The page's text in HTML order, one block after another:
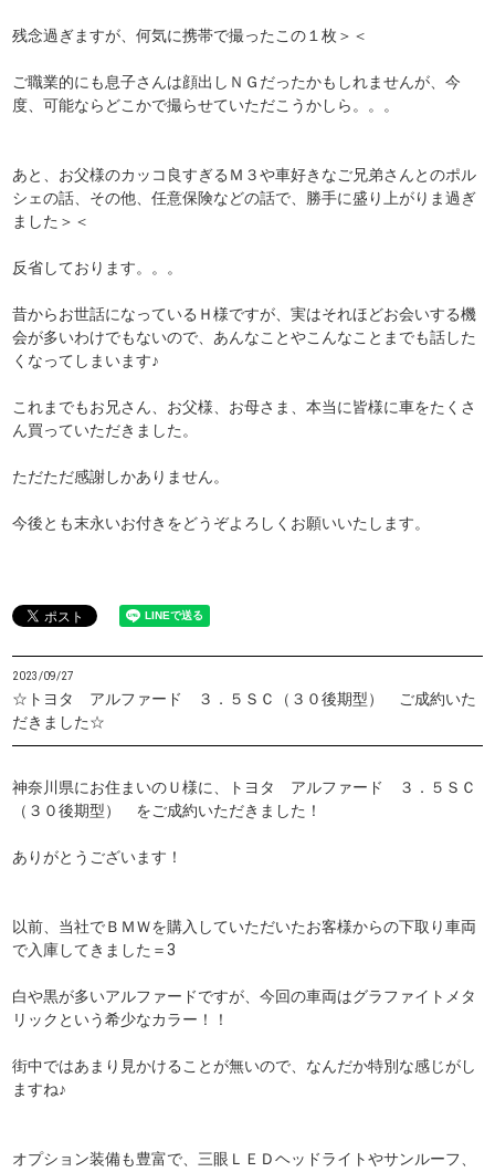
残念過ぎますが、何気に携帯で撮ったこの１枚＞＜
ご職業的にも息子さんは顔出しＮＧだったかもしれませんが、今
度、可能ならどこかで撮らせていただこうかしら。。。
あと、お父様のカッコ良すぎるＭ３や車好きなご兄弟さんとのポル
シェの話、その他、任意保険などの話で、勝手に盛り上がりま過ぎ
ました＞＜
反省しております。。。
昔からお世話になっているＨ様ですが、実はそれほどお会いする機
会が多いわけでもないので、あんなことやこんなことまでも話した
くなってしまいます♪
これまでもお兄さん、お父様、お母さま、本当に皆様に車をたくさ
ん買っていただきました。
ただただ感謝しかありません。
今後とも末永いお付きをどうぞよろしくお願いいたします。
2023/09/27
☆トヨタ アルファード ３．５ＳＣ（３０後期型） ご成約いた
だきました☆
神奈川県にお住まいのＵ様に、トヨタ アルファード ３．５ＳＣ
（３０後期型） をご成約いただきました！
ありがとうございます！
以前、当社でＢＭＷを購入していただいたお客様からの下取り車両
で入庫してきました＝3
白や黒が多いアルファードですが、今回の車両はグラファイトメタ
リックという希少なカラー！！
街中ではあまり見かけることが無いので、なんだか特別な感じがし
ますね♪
オプション装備も豊富で、三眼ＬＥＤヘッドライトやサンルーフ、